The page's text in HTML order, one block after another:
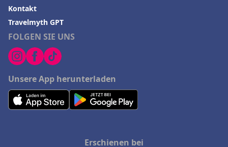
FOLGEN SIE UNS
Unsere App herunterladen
Kontakt
Travelmyth GPT
Erschienen bei